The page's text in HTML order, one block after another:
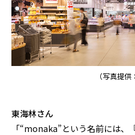
（写真提供
東海林さん
「“monaka”という名前には、